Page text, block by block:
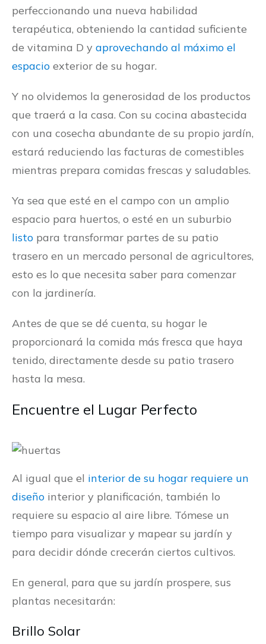
perfeccionando una nueva habilidad
terapéutica, obteniendo la cantidad suficiente
de vitamina D y aprovechando al máximo el
espacio exterior de su hogar.
Y no olvidemos la generosidad de los productos
que traerá a la casa. Con su cocina abastecida
con una cosecha abundante de su propio jardín,
estará reduciendo las facturas de comestibles
mientras prepara comidas frescas y saludables.
Ya sea que esté en el campo con un amplio
espacio para huertos, o esté en un suburbio
listo para transformar partes de su patio
trasero en un mercado personal de agricultores,
esto es lo que necesita saber para comenzar
con la jardinería.
Antes de que se dé cuenta, su hogar le
proporcionará la comida más fresca que haya
tenido, directamente desde su patio trasero
hasta la mesa.
Encuentre el Lugar Perfecto
Al igual que el interior de su hogar requiere un
diseño interior y planificación, también lo
requiere su espacio al aire libre. Tómese un
tiempo para visualizar y mapear su jardín y
para decidir dónde crecerán ciertos cultivos.
En general, para que su jardín prospere, sus
plantas necesitarán:
Brillo Solar